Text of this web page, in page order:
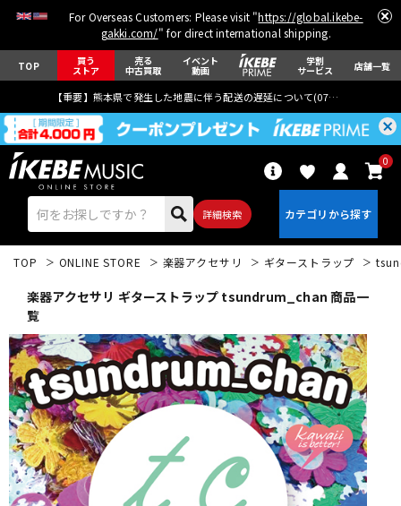
For Overseas Customers: Please visit "https://global.ikebe-
gakki.com/" for direct international shipping.
TOP 買う
ストア
売る
中古買取
イベント
動画
学割
サービス 店舗一覧
【重要】熊本県で発生した地震に伴う配送の遅延について(07月29日
詳細検索
0
エレキギター アコギ/エレアコ
ベース ウクレレ
ドラム パーカッション
TOP ONLINE STORE 楽器アクセサリ ギターストラップ
楽器アクセサリ ギターストラップ tsundrum_chan 商品一
覧